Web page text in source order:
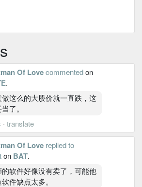
Of Lovecommentedon
.
做这么的大股价就一直跌，这
了。
· translate
Of Love replied to
on BAT.
软件好像没有卖了，可能他
件缺点太多。